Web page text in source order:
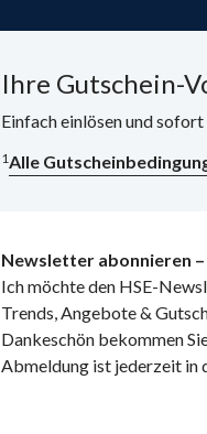
Ihre Gutschein-
Einfach einlösen und
1Alle
Newsletter abonnieren
Ich möchte den HSE-
Trends, Angebote &
Dankeschön bekommen
Abmeldung ist jederzeit in